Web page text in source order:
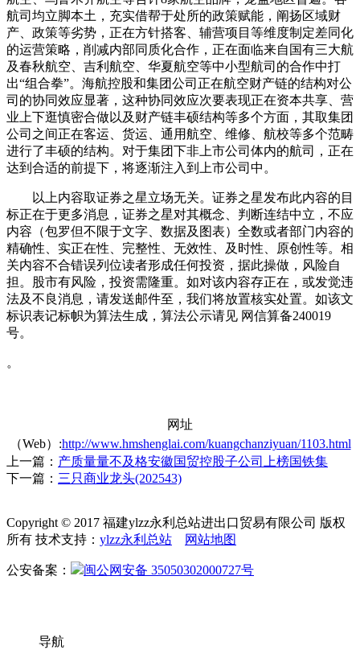
航司均立脚本土，充实借帮于处所的政策赋能，阐扬区域财
产、政策等劣势，正在方针搭客、辅营项目等维度制定差同化
的运营策略，削减内部同质化合作，正在面临来自国有三大航
及春秋航空、吉利航空、华夏航空等中小型航司的合作中打
出“组合拳”。海航控股和集团公司正在航空财产链的结构对公
司的协同效应显著，这种协同效应次要表现正在资本共享、营
业上下逛慎密合做以及财产链丰硕结构等多个方面，其取集团
公司之间正在客运、货运、通用航空、维修、航校等多个范畴
进行了丰硕的结构。对于集团下非上市公司体内的航司，正在
达到合适的前提下，将逐渐注入到上市公司中。
以上内容取证券之星立场无关。证券之星发布此内容的目
标正在于更多消息，证券之星对其概念、判断连结中立，不应
内容（包罗但不限于文字、数据及图表）全数或者部门内容的
精确性、实正在性、完整性、无效性、及时性、原创性等。相
关内容不合错误列位读者形成任何投资，据此操做，风险自
担。股市有风险，投资需隆重。如对该内容存正在，或发觉违
法及不良消息，请发送邮件至，我们将放置核实处置。如该文
标识表记标帜为算法生成，算法公示请见 网信算备240019
号。
。
网址
（Web）:http://www.hmshenglai.com/kuangchanziyuan/1103.html
上一篇： 产质量量不及格安徽国贸控股子公司上榜国铁集
下一篇： 三只商业龙头(202543)
Copyright © 2017 福建ylzz永利总站进出口贸易有限公司 版权
所有 技术支持： ylzz永利总站 网站地图
公安备案： 闽公网安备 35050302000727号
导航